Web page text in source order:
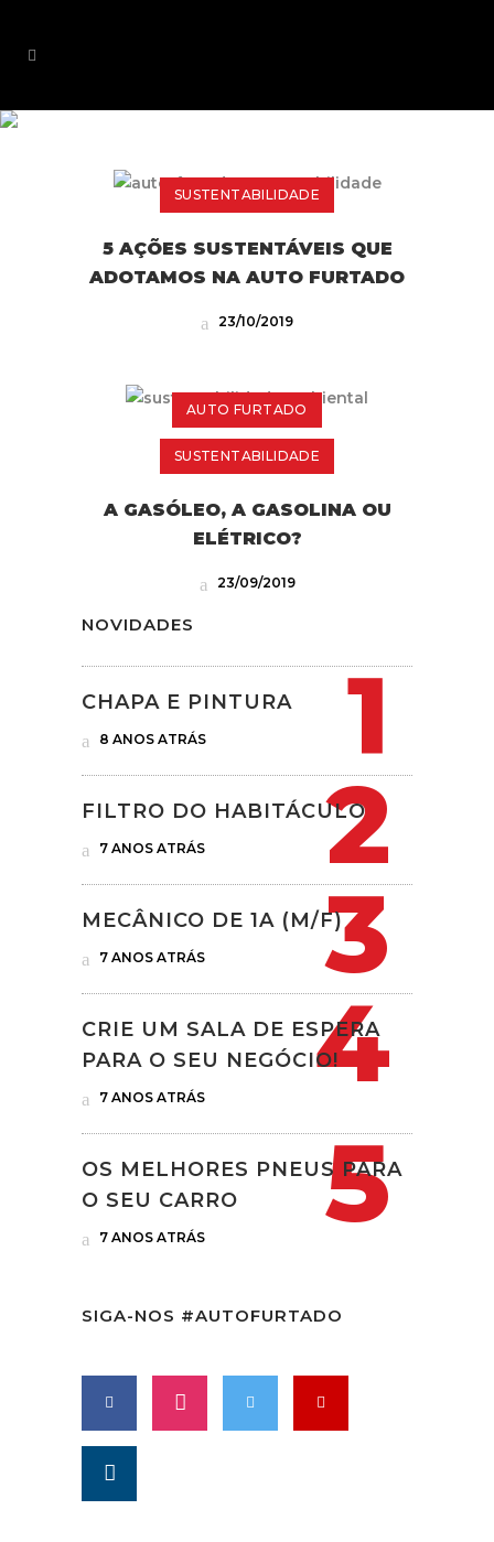
SUSTENTABILIDADE
SUSTENTABILIDADE
5 AÇÕES SUSTENTÁVEIS QUE
ADOTAMOS NA AUTO FURTADO
23/10/2019
AUTO FURTADO
SUSTENTABILIDADE
A GASÓLEO, A GASOLINA OU
ELÉTRICO?
23/09/2019
NOVIDADES
CHAPA E PINTURA
8 ANOS ATRÁS
FILTRO DO HABITÁCULO
7 ANOS ATRÁS
MECÂNICO DE 1A (M/F)
7 ANOS ATRÁS
CRIE UM SALA DE ESPERA
PARA O SEU NEGÓCIO!
7 ANOS ATRÁS
OS MELHORES PNEUS PARA
O SEU CARRO
7 ANOS ATRÁS
SIGA-NOS #AUTOFURTADO